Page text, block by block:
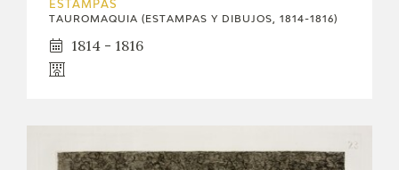
ESTAMPAS
TAUROMAQUIA (ESTAMPAS Y DIBUJOS, 1814-1816)
1814 - 1816